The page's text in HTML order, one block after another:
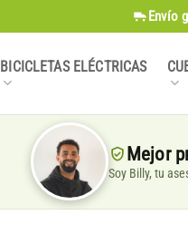
Envío
BICICLETAS ELÉCTRICAS
Mejor
Soy Billy, tu